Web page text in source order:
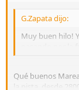
a
i
G.Zapata dijo:
Muy buen hilo!
pasando por la
Qué buenos
la pista, desde